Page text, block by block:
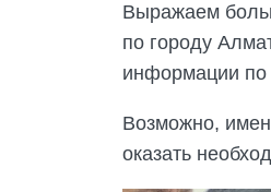
Выражаем
по городу
информации по
Возможно,
оказать